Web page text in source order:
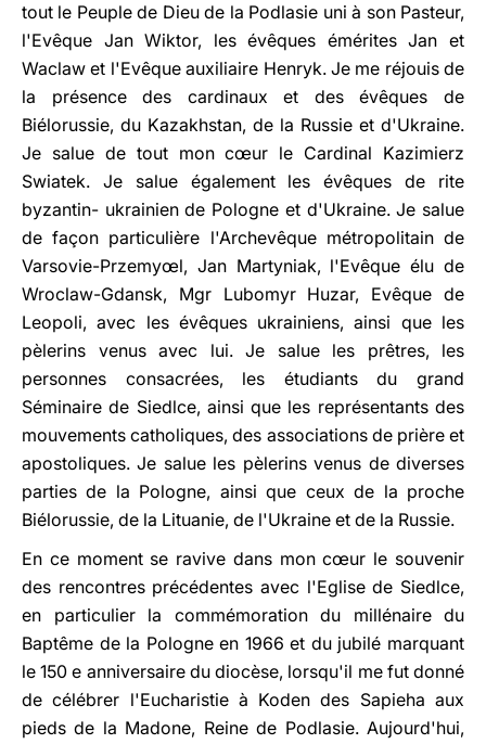
tout le Peuple de Dieu de la Podlasie uni à son Pasteur,
l'Evêque Jan Wiktor, les évêques émérites Jan et
Waclaw et l'Evêque auxiliaire Henryk. Je me réjouis de
la présence des cardinaux et des évêques de
Biélorussie, du Kazakhstan, de la Russie et d'Ukraine.
Je salue de tout mon cœur le Cardinal Kazimierz
Swiatek. Je salue également les évêques de rite
byzantin- ukrainien de Pologne et d'Ukraine. Je salue
de façon particulière l'Archevêque métropolitain de
Varsovie-Przemyœl, Jan Martyniak, l'Evêque élu de
Wroclaw-Gdansk, Mgr Lubomyr Huzar, Evêque de
Leopoli, avec les évêques ukrainiens, ainsi que les
pèlerins venus avec lui. Je salue les prêtres, les
personnes consacrées, les étudiants du grand
Séminaire de Siedlce, ainsi que les représentants des
mouvements catholiques, des associations de prière et
apostoliques. Je salue les pèlerins venus de diverses
parties de la Pologne, ainsi que ceux de la proche
Biélorussie, de la Lituanie, de l'Ukraine et de la Russie.
En ce moment se ravive dans mon cœur le souvenir
des rencontres précédentes avec l'Eglise de Siedlce,
en particulier la commémoration du millénaire du
Baptême de la Pologne en 1966 et du jubilé marquant
le 150 e anniversaire du diocèse, lorsqu'il me fut donné
de célébrer l'Eucharistie à Koden des Sapieha aux
pieds de la Madone, Reine de Podlasie. Aujourd'hui,